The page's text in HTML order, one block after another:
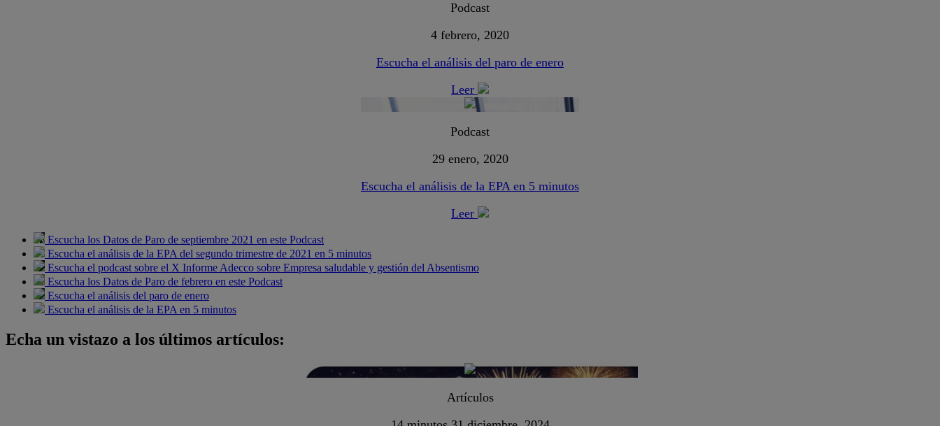
Podcast
4 febrero, 2020
Escucha el análisis del paro de enero
Leer
Podcast
29 enero, 2020
Escucha el análisis de la EPA en 5 minutos
Leer
Escucha los Datos de Paro de septiembre 2021 en este Podcast
Escucha el análisis de la EPA del segundo trimestre de 2021 en 5 minutos
Escucha el podcast sobre el X Informe Adecco sobre Empresa saludable y gestión del Absentismo
Escucha los Datos de Paro de febrero en este Podcast
Escucha el análisis del paro de enero
Escucha el análisis de la EPA en 5 minutos
Echa un vistazo a los últimos artículos:
Artículos